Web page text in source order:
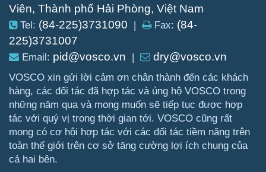
Viên, Thành phố Hải Phòng, Việt Nam
Tel: (84-225)3731090 | Fax: (84-
225)3731007
Email: pid@vosco.vn | dry@vosco.vn
VOSCO xin gửi lời cảm ơn chân thành đến các khách
hàng, các đối tác đã hợp tác và ủng hộ VOSCO trong
những năm qua và mong muốn sẽ tiếp tục được hợp
tác với quý vị trong thời gian tới. VOSCO cũng rất
mong có cơ hội hợp tác với các đối tác tiềm năng trên
toàn thế giới trên cơ sở tăng cường lợi ích chung của
cả hai bên.